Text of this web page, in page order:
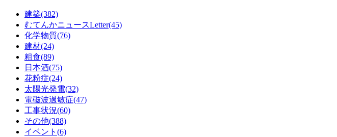
建築(382)
むてんかニュースLetter(45)
化学物質(76)
建材(24)
粗食(89)
日本酒(75)
花粉症(24)
太陽光発電(32)
電磁波過敏症(47)
工事状況(60)
その他(388)
イベント(6)